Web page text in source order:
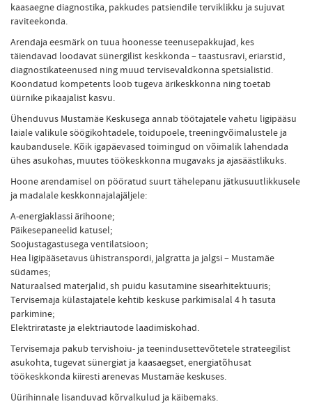
kaasaegne diagnostika, pakkudes patsiendile terviklikku ja sujuvat
raviteekonda.
Arendaja eesmärk on tuua hoonesse teenusepakkujad, kes
täiendavad loodavat sünergilist keskkonda – taastusravi, eriarstid,
diagnostikateenused ning muud tervisevaldkonna spetsialistid.
Koondatud kompetents loob tugeva ärikeskkonna ning toetab
üürnike pikaajalist kasvu.
Ühenduvus Mustamäe Keskusega annab töötajatele vahetu ligipääsu
laiale valikule söögikohtadele, toidupoele, treeningvõimalustele ja
kaubandusele. Kõik igapäevased toimingud on võimalik lahendada
ühes asukohas, muutes töökeskkonna mugavaks ja ajasäästlikuks.
Hoone arendamisel on pööratud suurt tähelepanu jätkusuutlikkusele
ja madalale keskkonnajalajäljele:
A-energiaklassi ärihoone;
Päikesepaneelid katusel;
Soojustagastusega ventilatsioon;
Hea ligipääsetavus ühistranspordi, jalgratta ja jalgsi – Mustamäe
südames;
Naturaalsed materjalid, sh puidu kasutamine sisearhitektuuris;
Tervisemaja külastajatele kehtib keskuse parkimisalal 4 h tasuta
parkimine;
Elektrirataste ja elektriautode laadimiskohad.
Tervisemaja pakub tervishoiu- ja teenindusettevõtetele strateegilist
asukohta, tugevat sünergiat ja kaasaegset, energiatõhusat
töökeskkonda kiiresti arenevas Mustamäe keskuses.
Üürihinnale lisanduvad kõrvalkulud ja käibemaks.